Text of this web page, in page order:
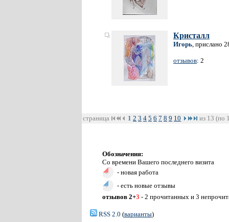
Кристалл
Игорь, прислано
отзывов: 2
страница 1 2 3 4 5 6 7 8 9 10 из 13 (по
Обозначения:
Со времени Вашего последнего визита
- новая работа
- есть новые отзывы
отзывов 2+3 - 2 прочитанных и 3
RSS 2.0 (варианты)